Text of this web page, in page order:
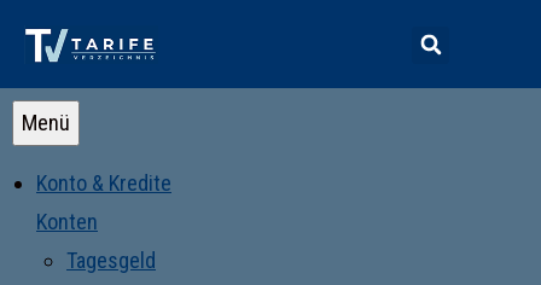
Menü
Konto & Kredite
Konten
Tagesgeld